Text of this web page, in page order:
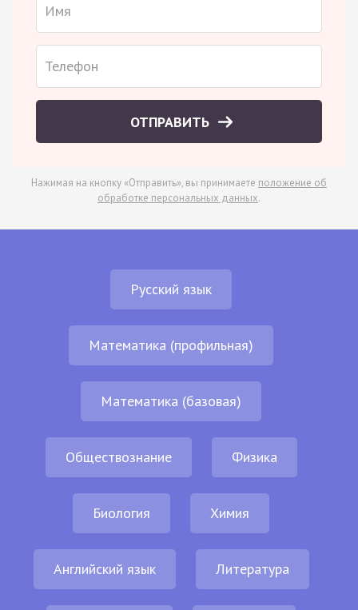
ОТПРАВИТЬ
Нажимая на кнопку «Отправить», вы принимаете положение об
обработке персональных данных.
Русский язык
Математика (профильная)
Математика (базовая)
Обществознание Физика
Биология Химия
Английский язык Литература